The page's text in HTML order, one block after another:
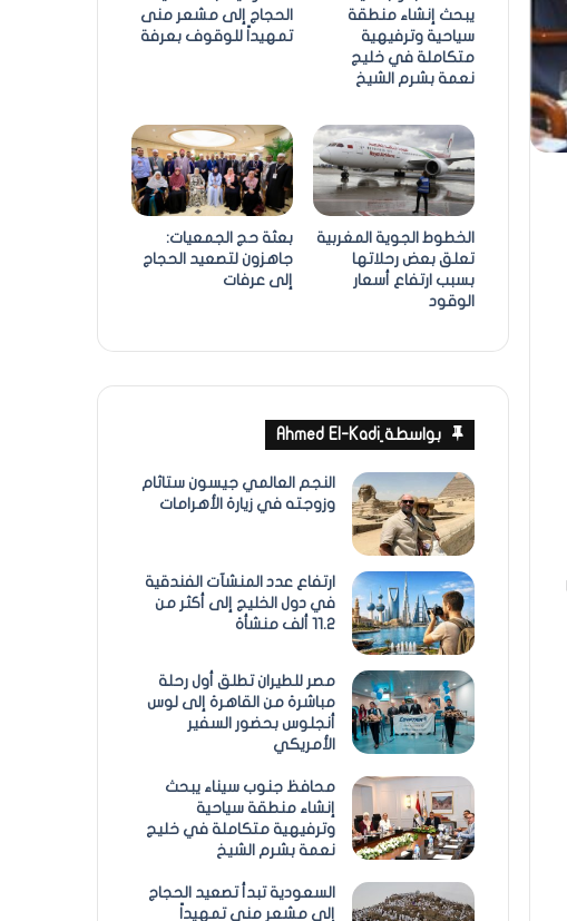
يبحث إنشاء منطقة
سياحية وترفيهية
متكاملة في خليج
نعمة بشرم الشيخ
الحجاج إلى مشعر منى
تمهيداً للوقوف بعرفة
الخطوط الجوية المغربية
تعلق بعض رحلاتها
بسبب ارتفاع أسعار
الوقود
بعثة حج الجمعيات:
جاهزون لتصعيد الحجاج
إلى عرفات
بواسطة ِAhmed El-Kadi
النجم العالمي جيسون ستاثام
وزوجته في زيارة الأهرامات
ارتفاع عدد المنشآت الفندقية
في دول الخليج إلى أكثر من
11.2 ألف منشأة
مصر للطيران تطلق أول رحلة
مباشرة من القاهرة إلى لوس
أنجلوس بحضور السفير
الأمريكي
محافظ جنوب سيناء يبحث
إنشاء منطقة سياحية
وترفيهية متكاملة في خليج
نعمة بشرم الشيخ
السعودية تبدأ تصعيد الحجاج
إلى مشعر منى تمهيداً